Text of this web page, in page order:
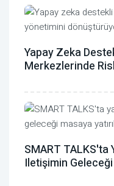
Yapay Zeka
Merkezlerinde
SMART TALKS'ta
Iletişimin Geleceği